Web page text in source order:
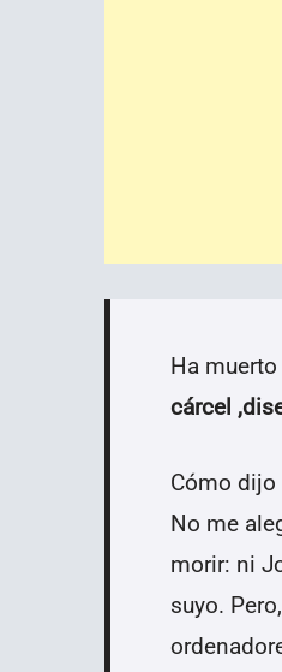
Ha
cárcel
Cómo dijo
No me
morir: ni
suyo.